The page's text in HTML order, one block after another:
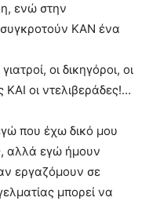
ενώ στην
ΚΑΝ ένα
οι δικηγόροι, οι
ΚΑΙ οι ντελιβεράδες!…
που έχω δικό μου
αλλά εγώ ήμουν
εργαζόμουν σε
μπορεί να